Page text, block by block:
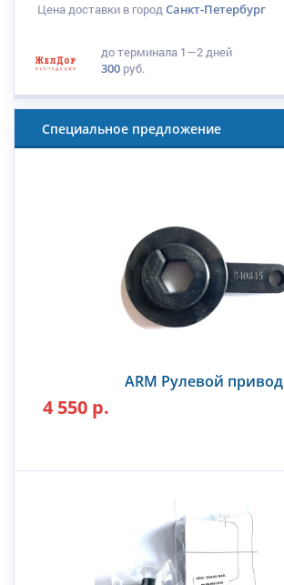
Цена доставки в городСанкт-Петербург
до терминала 1—2 дней
300 руб.
Специальное предложение
ARM Рулевой привод
4 550 р.